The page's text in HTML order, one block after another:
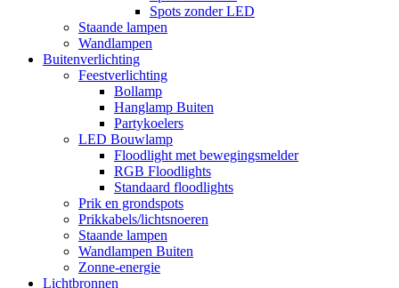
Spots zonder LED
Staande lampen
Wandlampen
Buitenverlichting
Feestverlichting
Bollamp
Hanglamp Buiten
Partykoelers
LED Bouwlamp
Floodlight met bewegingsmelder
RGB Floodlights
Standaard floodlights
Prik en grondspots
Prikkabels/lichtsnoeren
Staande lampen
Wandlampen Buiten
Zonne-energie
Lichtbronnen